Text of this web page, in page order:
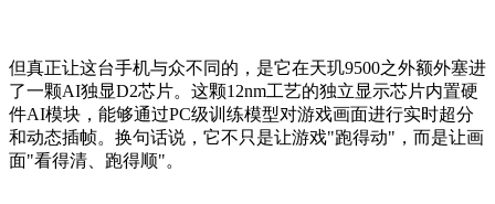
但真正让这台手机与众不同的，是它在天玑9500之外额外塞进
了一颗AI独显D2芯片。这颗12nm工艺的独立显示芯片内置硬
件AI模块，能够通过PC级训练模型对游戏画面进行实时超分
和动态插帧。换句话说，它不只是让游戏"跑得动"，而是让画
面"看得清、跑得顺"。